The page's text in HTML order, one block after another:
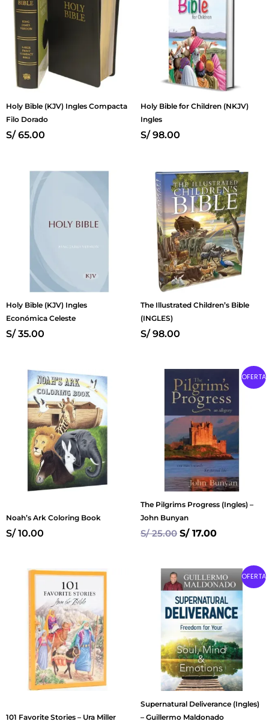
Holy Bible (KJV) Ingles Compacta
Filo Dorado
S/65.00
Holy Bible for Children (NKJV)
Ingles
S/98.00
Holy Bible (KJV) Ingles
Económica Celeste
S/ 35.00
The Illustrated Children’s Bible
(INGLES)
S/ 98.00
Noah’s Ark Coloring Book
S/ 10.00
OFERTA
The Pilgrims Progress (Ingles) –
John Bunyan
S/25.00
price
was:
S/ 25.00.
S/17.00
Current
price
is:
S/ 17.00.
101 Favorite Stories – Ura Miller
OFERTA
Supernatural Deliverance (Ingles)
– Guillermo Maldonado
Original
price
was:
S/ 55.00.
Current
price
is:
S/ 40.00.